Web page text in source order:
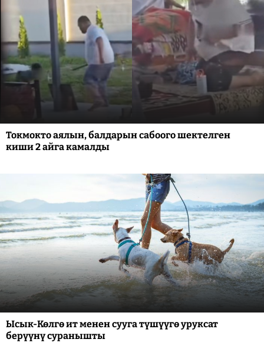
Токмокто аялын, балдарын сабоого шектелген
киши 2 айга камалды
Ысык-Көлгө ит менен сууга түшүүгө уруксат
берүүнү суранышты